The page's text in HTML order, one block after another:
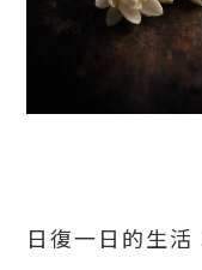
日復一日的生